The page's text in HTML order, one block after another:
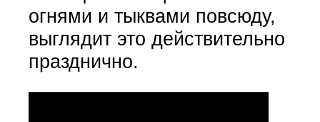
огнями и тыквами повсюду,
выглядит это действительно
празднично.